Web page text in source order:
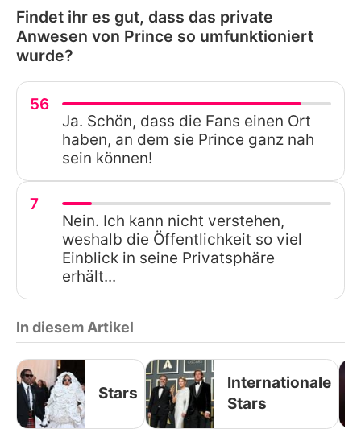
Findet ihr es gut, dass das private
Anwesen von Prince so umfunktioniert
wurde?
56
Ja. Schön, dass die Fans einen Ort
haben, an dem sie Prince ganz nah
sein können!
7
Nein. Ich kann nicht verstehen,
weshalb die Öffentlichkeit so viel
Einblick in seine Privatsphäre
erhält...
In diesem Artikel
Stars
Internationale
Stars